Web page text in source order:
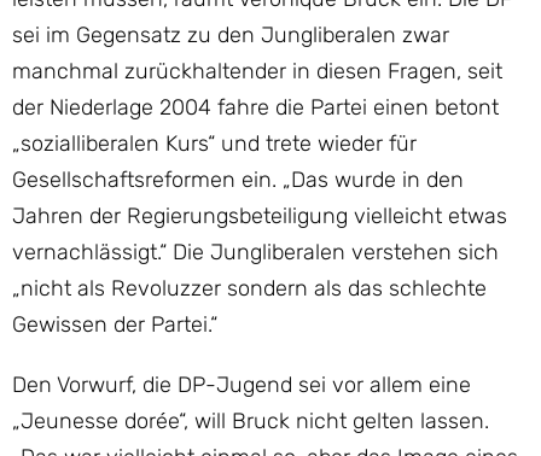
sei im Gegensatz zu den Jungliberalen zwar
manchmal zurückhaltender in diesen Fragen, seit
der Niederlage 2004 fahre die Partei einen betont
„sozialliberalen Kurs“ und trete wieder für
Gesellschaftsreformen ein. „Das wurde in den
Jahren der Regierungsbeteiligung vielleicht etwas
vernachlässigt.“ Die Jungliberalen verstehen sich
„nicht als Revoluzzer sondern als das schlechte
Gewissen der Partei.“
Den Vorwurf, die DP-Jugend sei vor allem eine
„Jeunesse dorée“, will Bruck nicht gelten lassen.